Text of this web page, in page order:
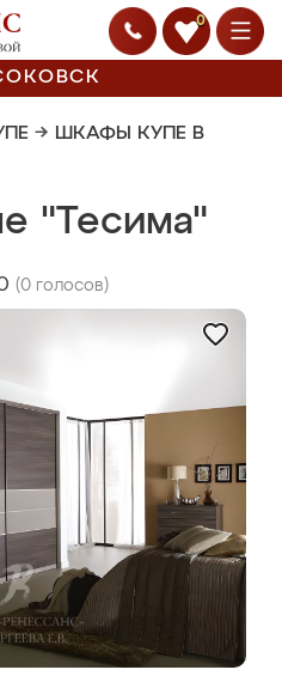
0
→ ШКАФЫ КУПЕ В
"Тесима"
(0 голосов)